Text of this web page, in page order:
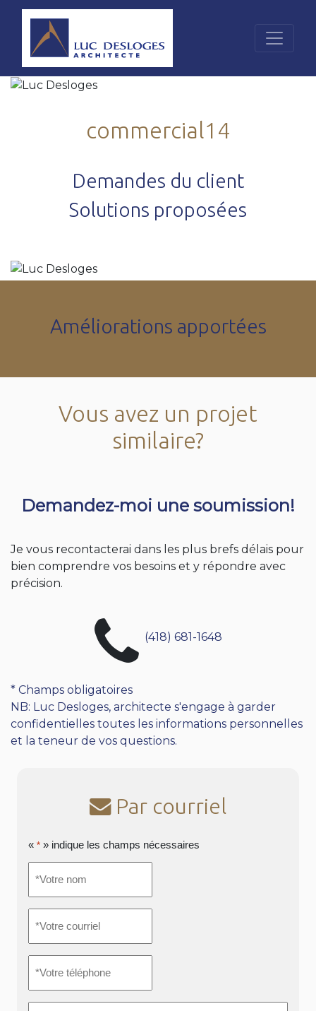
commercial14
Demandes du client
Solutions proposées
Améliorations apportées
Vous avez un projet
similaire?
Demandez-moi une soumission!
Je vous recontacterai dans les plus brefs délais pour
bien comprendre vos besoins et y répondre avec
précision.
(418) 681-1648
* Champs obligatoires
NB: Luc Desloges, architecte s'engage à garder
confidentielles toutes les informations personnelles
et la teneur de vos questions.
Par courriel
« * » indique les champs nécessaires
nom*
courriel*
téléphone *